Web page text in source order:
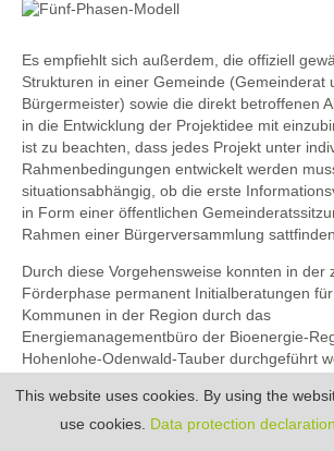
Es empfiehlt sich außerdem, die offiziell
Strukturen in einer Gemeinde (Gemeinderat
Bürgermeister) sowie die direkt betroffenen
in die Entwicklung der Projektidee mit
ist zu beachten, dass jedes Projekt unter
Rahmenbedingungen entwickelt werden
situationsabhängig, ob die erste
in Form einer öffentlichen
Rahmen einer Bürgerversammlung
Durch diese Vorgehensweise konnten in der
Förderphase permanent Initialberatungen
Kommunen in der Region durch das
Energiemanagementbüro der Bioenergie-
Hohenlohe-Odenwald-Tauber durchgeführt
angewandtes Stoffstrommanagement (IfaS),
erfolgsversprechenden Projektideen
This website uses cookies. By using the
use cookies. Data protection declaration